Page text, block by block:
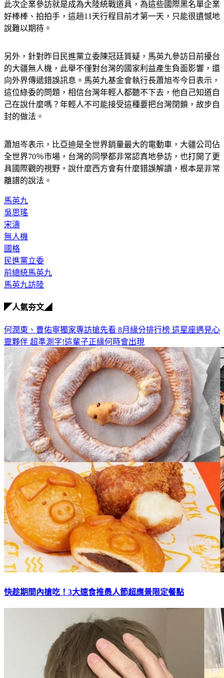
此次企業參訪就是成為大陸統戰道具，為這些國際黑名單企業
好棒棒、拍拍手，這趟11天行程目前才第一天，只能很遺憾地
說難以期待。
另外，針對昨日民進黨立委陳冠廷質疑，馬英九參訪日前擾台
的大疆無人機，此舉不僅對台灣的國家利益產生負面影響，還
向外界傳遞錯誤訊息。馬英九基金會執行長蕭旭岑今日表示，
這位綠委的問題，相信台灣年輕人都聽不下去，他自己知道自
己在說什麼嗎？年輕人不可能接受這種要把台灣閉鎖，故步自
封的做法。
蕭旭岑表示，比亞迪是全世界銷量最大的電動車，大疆公司佔
全世界70％市場，台灣的同學都非常認真地參訪，也打開了更
具國際觀的視野，說什麼西方會有什麼錯誤解讀，根本是非常
離譜的說法。
馬英九
吳思瑤
宋濤
無人機
國格
民進黨立委
前總統馬英九
馬英九訪陸
◤人氣夯文◢
何潤東、曹佑寧獨家專訪搶先看 8月緣分排行榜 這星座遇見心
靈夥伴 超準測字!這輩子正緣何時會出現
快趁期間內搶吃！3大速食推愚人節超應景限定餐點